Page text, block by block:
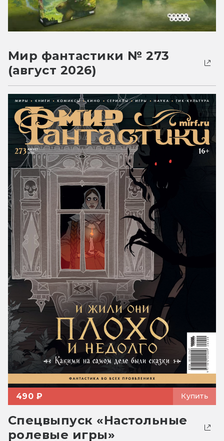
Мир фантастики № 273
(август 2026)
490 ₽ Купить
Спецвыпуск «Настольные
ролевые игры»